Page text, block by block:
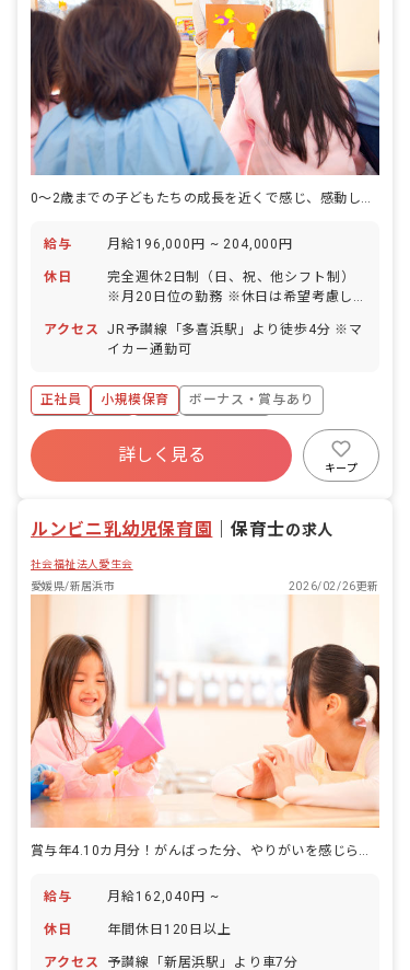
0～2歳までの子どもたちの成長を近くで感じ、感動しながら働きませんか？
給与 月給196,000円 ~ 204,000円
休日
完全週休2日制（日、祝、他シフト制）
※月20日位の勤務 ※休日は希望考慮し
10日付与） 育児休業取得実績あり
アクセス
JR予讃線「多喜浜駅」より徒歩4分 ※マ
イカー通勤可
正社員 小規模保育
ボーナス・賞与あり
社会保険完備
有給
残業少なめ
昇給昇進あり
産休育休制度
車通勤可
詳しく見る
キープ
ルンビニ乳幼児保育園 ｜保育士の求人
社会福祉法人愛生会
愛媛県/新居浜市
2026/02/26更新
賞与年4.10カ月分！がんばった分、やりがいを感じられる職場です。
給与 月給162,040円 ~
休日 年間休日120日以上
アクセス 予讃線「新居浜駅」より車7分